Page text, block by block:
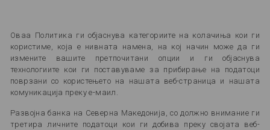
Оваа Политика ги објаснува категориите на колачиња кои ги
користиме, која е нивната намена, на кој начин може да ги
измените вашите претпочитани опции и ги објаснува
технологиите кои ги поставуваме за прибирање на податоци
поврзани со користењето на нашата веб-страница и нашата
комуникација преку е-маил.
Развојна банка на Северна Македонија, со должно внимание ги
третира личните податоци кои ги добива преку својата веб-